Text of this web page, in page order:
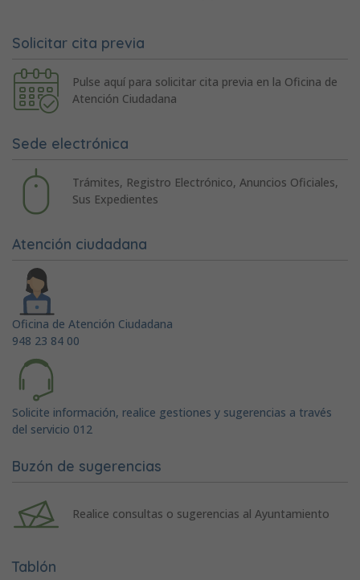
Solicitar cita previa
Pulse aquí para solicitar cita previa en la Oficina de
Atención Ciudadana
Sede electrónica
Trámites, Registro Electrónico, Anuncios Oficiales,
Sus Expedientes
Atención ciudadana
Oficina de Atención Ciudadana
948 23 84 00
Solicite información, realice gestiones y sugerencias a través
del servicio 012
Buzón de sugerencias
Realice consultas o sugerencias al Ayuntamiento
Tablón